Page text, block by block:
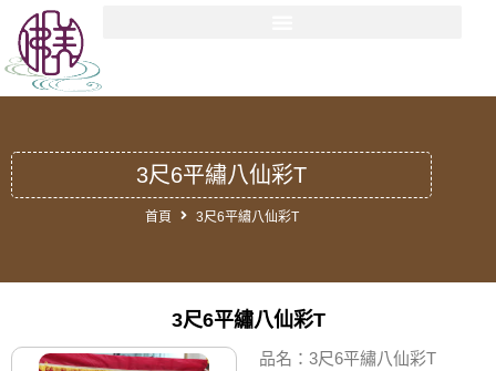
3尺6平繡八仙彩T
首頁 3尺6平繡八仙彩T
3尺6平繡八仙彩T
品名：3尺6平繡八仙彩T